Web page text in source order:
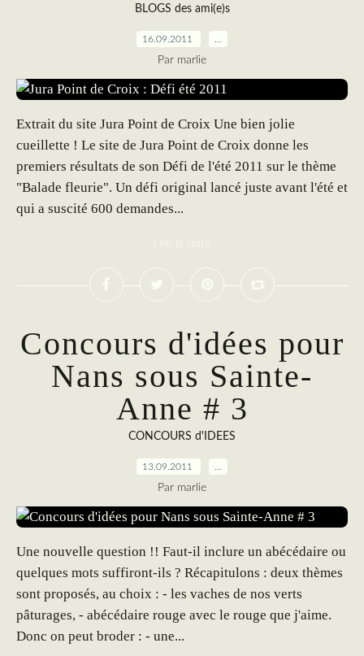
BLOGS des ami(e)s
16.09.2011
Par marlie
Extrait du site Jura Point de Croix Une bien jolie
cueillette ! Le site de Jura Point de Croix donne les
premiers résultats de son Défi de l'été 2011 sur le thème
"Balade fleurie". Un défi original lancé juste avant l'été et
qui a suscité 600 demandes...
Concours d'idées pour
Nans sous Sainte-
Anne # 3
CONCOURS d'IDEES
13.09.2011
Par marlie
Une nouvelle question !! Faut-il inclure un abécédaire ou
quelques mots suffiront-ils ? Récapitulons : deux thèmes
sont proposés, au choix : - les vaches de nos verts
pâturages, - abécédaire rouge avec le rouge que j'aime.
Donc on peut broder : - une...